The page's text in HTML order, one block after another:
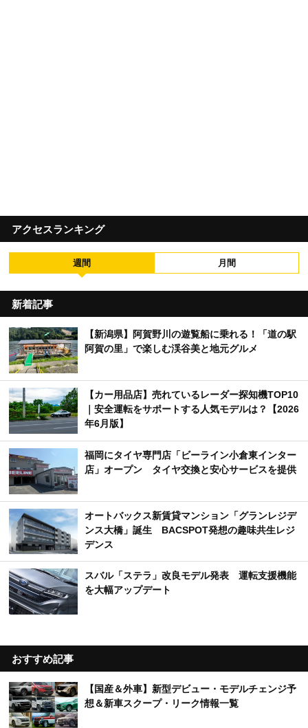
アクセスランキング
週間 月間
新着記事
【新潟県】阿賀野川の遊覧船に乗れる！「道の駅
阿賀の里」で楽しむ渓谷美と地元グルメ
【カー用品店】売れているレーダー探知機TOP10
｜安全運転をサポートする人気モデルは？【2026
年6月版】
福岡にタイヤ専門店「ビーライン小倉東インター
店」オープン タイヤ交換と安心サービスを提供
オートバックス新賃貸マンション「グランレジデ
ンス大橋」誕生 BACSPOT発想の趣味共生レジ
デンス
スバル「ステラ」改良モデル発表 運転支援機能
を大幅アップデート
おすすめ記事
【国産＆外車】新型デビュー・モデルチェンジ予
想＆新車スクープ・リーク情報一覧